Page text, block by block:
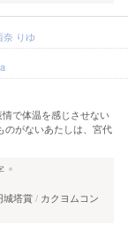
奈 りゆ
で体温を感じさせない
のがないあたしは、宮代
城塔賞
カクヨムコン